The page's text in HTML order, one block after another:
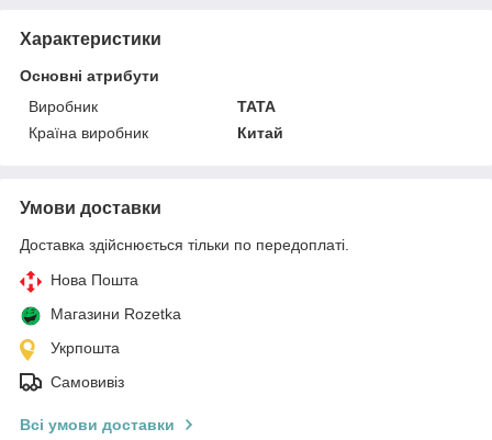
Характеристики
Основні атрибути
Виробник
TATA
Країна виробник
Китай
Умови доставки
Доставка здійснюється тільки по передоплаті.
Нова Пошта
Магазини Rozetka
Укрпошта
Самовивіз
Всі умови доставки